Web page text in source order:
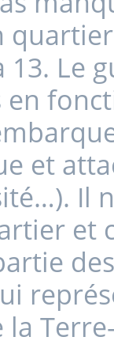
Le
et
Il
et